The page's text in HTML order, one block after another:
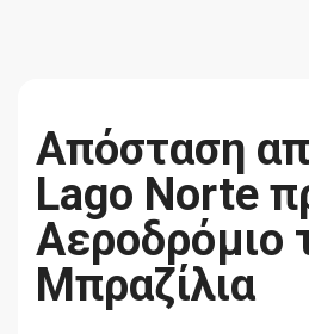
Απόσταση
Lago Norte
Αεροδρόμιο
Μπραζίλια